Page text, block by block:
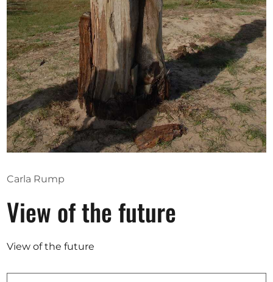
Ausschreibungen
Mitglied werden
Künstler:innen
Über uns
Spenden
Help
Kontakt
Carla Rump
View of the future
View of the future